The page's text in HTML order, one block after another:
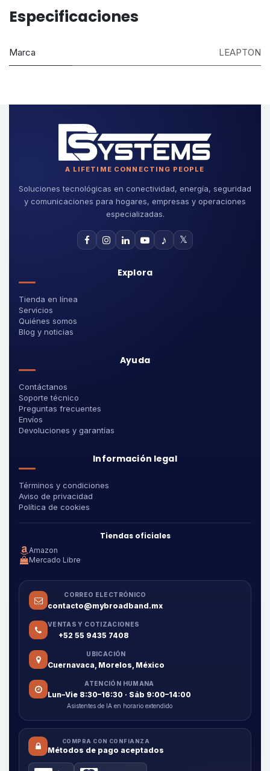
Especificaciones
Marca LEAPTON
A LIFETIME CONNECTING PEOPLE
Soluciones tecnológicas en conectividad, energía, seguridad
y comunicaciones para hogares, empresas y operaciones
especializadas.
♪ 𝕏
Explora
Tienda en línea
Servicios
Quiénes somos
Blog y noticias
Ayuda
Contáctanos
Soporte técnico
Preguntas frecuentes
Envíos
Devoluciones y garantías
Información legal
Términos y condiciones
Aviso de privacidad
Política de cookies
Tiendas oficiales
Amazon
Mercado Libre
CORREO ELECTRÓNICO
contacto@mybroadband.mx
VENTAS Y COTIZACIONES
+52 55 9435 7408
UBICACIÓN
Cuernavaca, Morelos, México
ATENCIÓN HUMANA
Lun–Vie 8:30–16:30 · Sáb 9:00–14:00
Asistentes de IA en horario extendido
COMPRA CON CONFIANZA
Métodos de pago aceptados